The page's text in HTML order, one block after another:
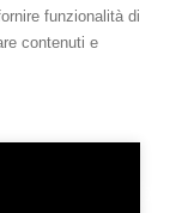
funzionalità di
contenuti e